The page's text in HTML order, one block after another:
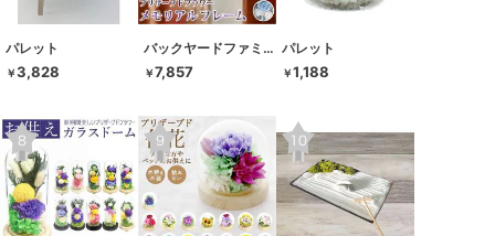
パレット
￥3,828
バックヤードファミリー
￥7,857
パレット
￥1,188